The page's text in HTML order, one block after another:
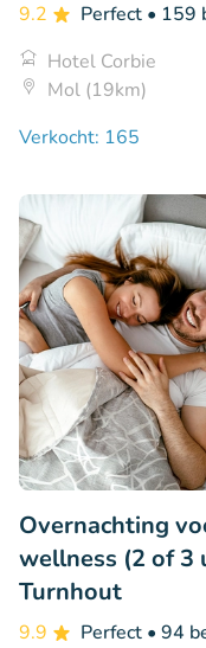
9.2 Perfect • 159
Hotel Corbie
Mol (19km)
Verkocht: 165
Overnachting
wellness (2 of 3
Turnhout
9.9 Perfect • 94